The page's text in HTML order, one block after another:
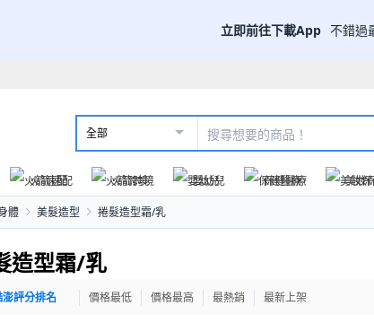
立即前往下載App 不錯過
全部
火箭速配 火箭跨境 嬰幼兒 保健醫療 美妝
體 美髮造型 捲髮造型霜/乳
造型霜/乳
澎評分排名 價格最低 價格最高 最熱銷 最新上架